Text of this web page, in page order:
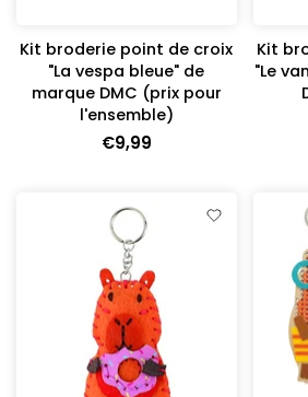
Kit broderie point de croix
"La vespa bleue" de
marque DMC (prix pour
l'ensemble)
€9,99
Kit
"Le